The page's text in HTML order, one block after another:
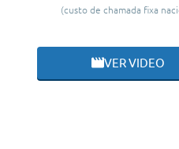
(custo de chamada fixa
VER VIDEO